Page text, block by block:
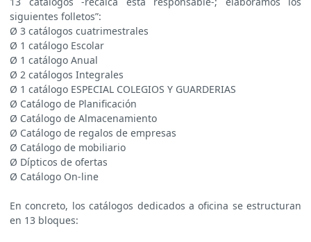
siguientes folletos”:
Ø 3 catálogos cuatrimestrales
Ø 1 catálogo Escolar
Ø 1 catálogo Anual
Ø 2 catálogos Integrales
Ø 1 catálogo ESPECIAL COLEGIOS Y GUARDERIAS
Ø Catálogo de Planificación
Ø Catálogo de Almacenamiento
Ø Catálogo de regalos de empresas
Ø Catálogo de mobiliario
Ø Dípticos de ofertas
Ø Catálogo On-line
En concreto, los catálogos dedicados a oficina se estructuran
en 13 bloques: